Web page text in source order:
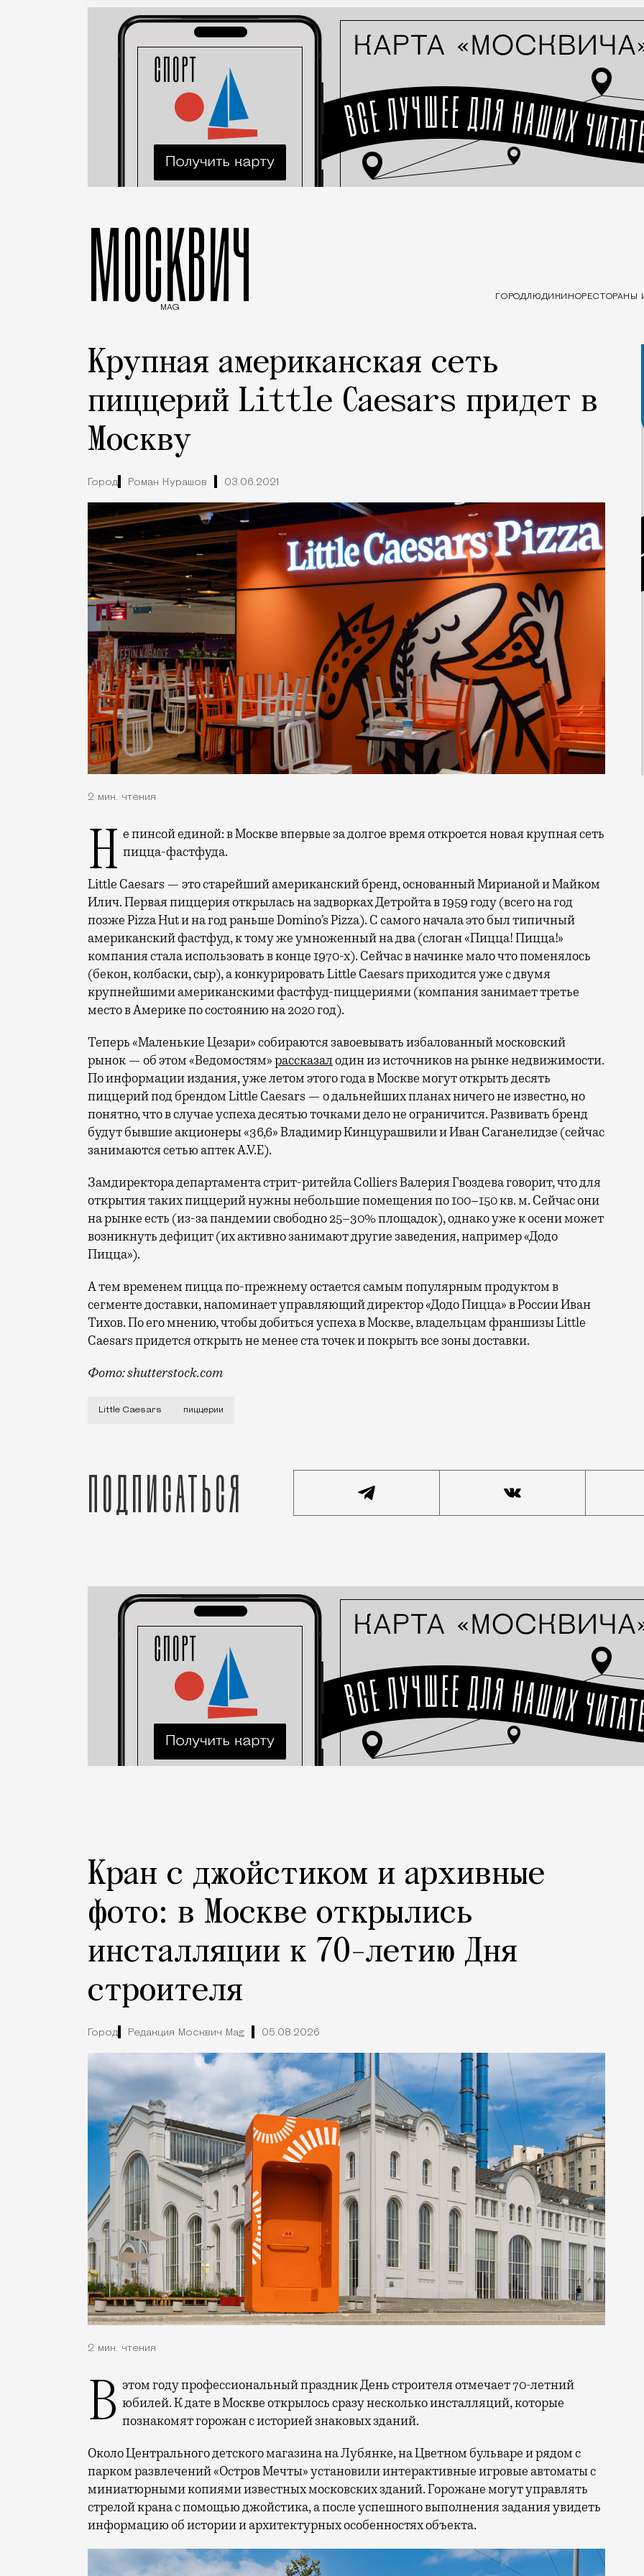
МОСКВИЧ
MAG
ГОРОДЛЮДИ КИНОРЕСТОРАНЫ
Крупная американская сеть
пиццерий Little Caesars придет в
Москву
Город Роман Курашов 03.06.2021
2 мин. чтения
Не пинсой единой: в Москве впервые за долгое время откроется новая крупная сеть пицца-фастфуда.
Little Caesars — это старейший американский бренд, основанный Мирианой и Майком
Илич. Первая пиццерия открылась на задворках Детройта в 1959 году (всего на год
позже Pizza Hut и на год раньше Domino’s Pizza). C самого начала это был типичный
американский фастфуд, к тому же умноженный на два (слоган «Пицца! Пицца!»
компания стала использовать в конце 1970-х). Сейчас в начинке мало что поменялось
(бекон, колбаски, сыр), а конкурировать Little Caesars приходится уже с двумя
крупнейшими американскими фастфуд-пиццериями (компания занимает третье
место в Америке по состоянию на 2020 год).
Теперь «Маленькие Цезари» собираются завоевывать избалованный московский
рынок — об этом «Ведомостям»рассказалодин из источников на рынке недвижимости.
По информации издания, уже летом этого года в Москве могут открыть десять
пиццерий под брендом Little Caesars — о дальнейших планах ничего не известно, но
понятно, что в случае успеха десятью точками дело не ограничится. Развивать бренд
будут бывшие акционеры «36,6» Владимир Кинцурашвили и Иван Саганелидзе (сейчас
занимаются сетью аптек A.V.E).
Замдиректора департамента стрит-ритейла Colliers Валерия Гвоздева говорит, что для
открытия таких пиццерий нужны небольшие помещения по 100–150 кв. м. Сейчас они
на рынке есть (из-за пандемии свободно 25–30% площадок), однако уже к осени может
возникнуть дефицит (их активно занимают другие заведения, например «Додо
Пицца»).
А тем временем пицца по-прежнему остается самым популярным продуктом в
сегменте доставки, напоминает управляющий директор «Додо Пицца» в России Иван
Тихов. По его мнению, чтобы добиться успеха в Москве, владельцам франшизы Little
Caesars придется открыть не менее ста точек и покрыть все зоны доставки.
Фото: shutterstock.com
Не пинсой единой: в Москве впервые за долгое время откроется новая крупная сеть
Little Caesars пиццерии
Подписаться
Кран с джойстиком и архивные
фото: в Москве открылись
инсталляции к 70-летию Дня
строителя
Город Редакция Москвич Mag 05.08.2026
2 мин. чтения
В этом году профессиональный праздник День строителя отмечает 70-летний юбилей. К дате в Москве открылось сразу несколько инсталляций, которые
познакомят горожан с историей знаковых зданий.
Около Центрального детского магазина на Лубянке, на Цветном бульваре и рядом с
парком развлечений «Остров Мечты» установили интерактивные игровые автоматы с
миниатюрными копиями известных московских зданий. Горожане могут управлять
стрелой крана с помощью джойстика, а после успешного выполнения задания увидеть
информацию об истории и архитектурных особенностях объекта.